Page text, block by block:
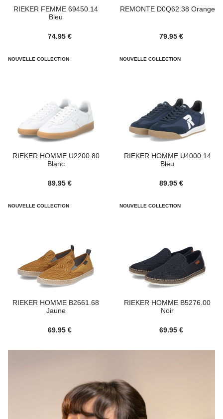
RIEKER FEMME 69450.14
Bleu
74.95 €
REMONTE D0Q62.38 Orange
79.95 €
NOUVELLE COLLECTION
RIEKER HOMME U2200.80
Blanc
89.95 €
NOUVELLE COLLECTION
RIEKER HOMME U4000.14
Bleu
89.95 €
NOUVELLE COLLECTION
RIEKER HOMME B2661.68
Jaune
69.95 €
NOUVELLE COLLECTION
RIEKER HOMME B5276.00
Noir
69.95 €